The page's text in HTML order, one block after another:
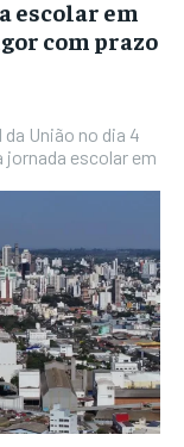
escolar em
com prazo
União no dia 4
jornada escolar em